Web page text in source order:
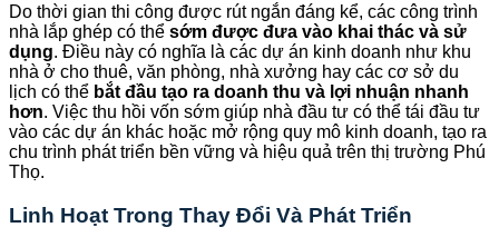
Do thời gian thi công được rút ngắn đáng kể, các công trình
nhà lắp ghép có thể sớm được đưa vào khai thác và sử
dụng. Điều này có nghĩa là các dự án kinh doanh như khu
nhà ở cho thuê, văn phòng, nhà xưởng hay các cơ sở du
lịch có thể bắt đầu tạo ra doanh thu và lợi nhuận nhanh
hơn. Việc thu hồi vốn sớm giúp nhà đầu tư có thể tái đầu tư
vào các dự án khác hoặc mở rộng quy mô kinh doanh, tạo ra
chu trình phát triển bền vững và hiệu quả trên thị trường Phú
Thọ.
Linh Hoạt Trong Thay Đổi Và Phát Triển